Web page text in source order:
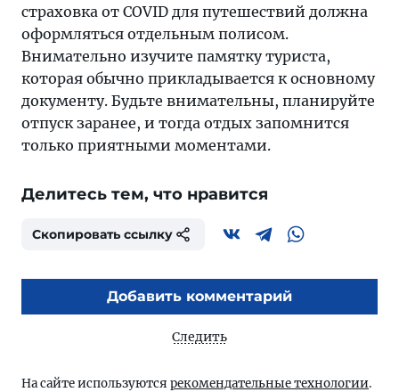
страховка от COVID для путешествий должна
оформляться отдельным полисом.
Внимательно изучите памятку туриста,
которая обычно прикладывается к основному
документу. Будьте внимательны, планируйте
отпуск заранее, и тогда отдых запомнится
только приятными моментами.
Делитесь тем, что нравится
Скопировать ссылку
Добавить комментарий
Следить
На сайте используются рекомендательные технологии.